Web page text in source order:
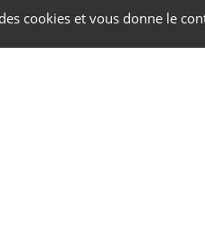
cookies et vous donne le